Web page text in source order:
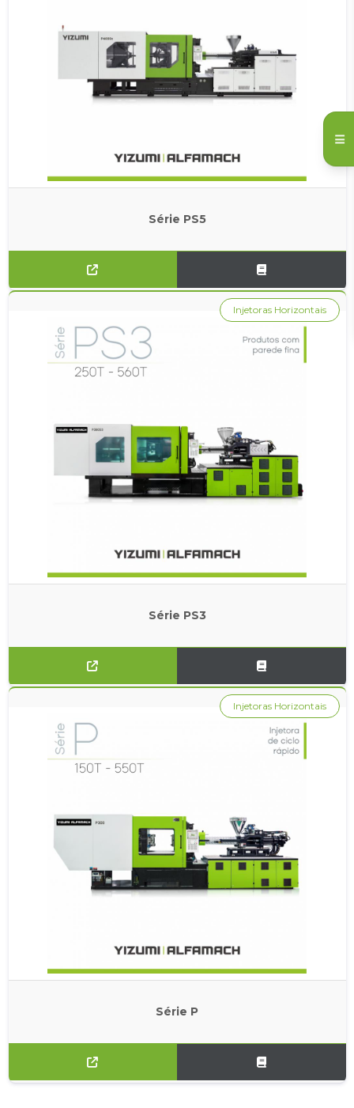
Série PS5
Série PS3
Injetoras Horizontais
Série P
Injetoras Horizontais